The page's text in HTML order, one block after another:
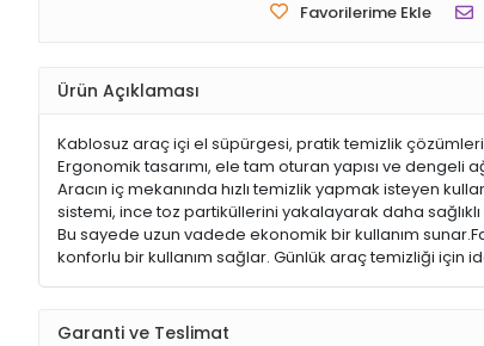
Favorilerime Ekle
Ürün Açıklaması
Kablosuz araç içi el süpürgesi, pratik temizlik
Ergonomik tasarımı, ele tam oturan yapısı ve dengeli
Aracın iç mekanında hızlı temizlik yapmak isteyen
sistemi, ince toz partiküllerini yakalayarak daha
Bu sayede uzun vadede ekonomik bir kullanım
konforlu bir kullanım sağlar. Günlük araç temizliği için
Garanti ve Teslimat